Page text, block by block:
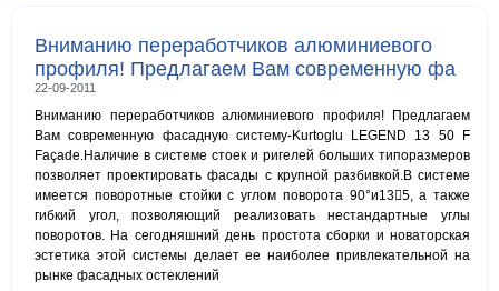
Вниманию переработчиков алюминиевого
профиля! Предлагаем Вам современную фа
22-09-2011
Вниманию переработчиков алюминиевого профиля! Предлагаем
Вам современную фасадную систему-Kurtoglu LEGEND 13 50 F
Façade.Наличие в системе стоек и ригелей больших типоразмеров
позволяет проектировать фасады с крупной разбивкой.В системе
имеется поворотные стойки с углом поворота 90°и135ْ, а также
гибкий угол, позволяющий реализовать нестандартные углы
поворотов. На сегодняшний день простота сборки и новаторская
эстетика этой системы делает ее наиболее привлекательной на
рынке фасадных остеклений